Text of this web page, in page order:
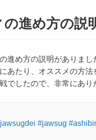
進め方の説
進め方の説明がありまし
あたり、オススメの方法
でしたので、非常にあり
#jawsug